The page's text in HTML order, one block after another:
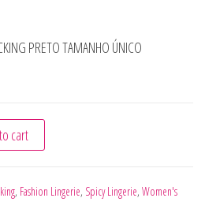
PRETO TAMANHO ÚNICO
PRETO TAMANHO
cart
, Fashion Lingerie, Spicy Lingerie, Women's